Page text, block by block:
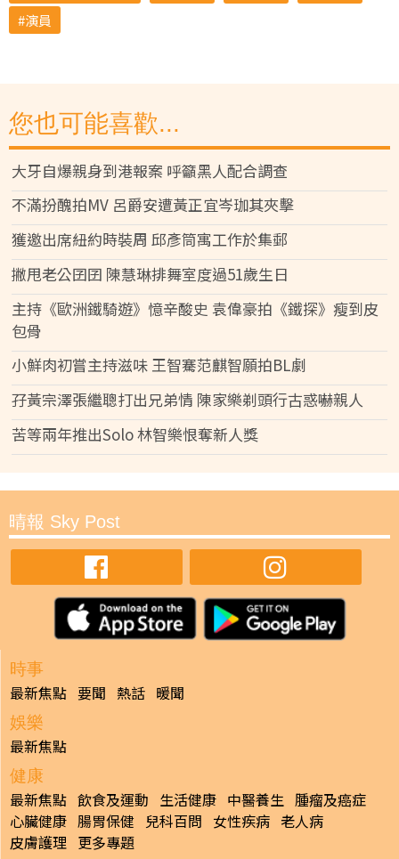
演員
您也可能喜歡...
大牙自爆親身到港報案 呼籲黑人配合調查
不滿扮醜拍MV 呂爵安遭黃正宜岑珈其夾擊
獲邀出席紐約時裝周 邱彥筒寓工作於集郵
撇甩老公囝囝 陳慧琳排舞室度過51歲生日
主持《歐洲鐵騎遊》憶辛酸史 袁偉豪拍《鐵探》瘦到皮
包骨
小鮮肉初嘗主持滋味 王智騫范麒智願拍BL劇
孖黃宗澤張繼聰打出兄弟情 陳家樂剃頭行古惑嚇親人
苦等兩年推出Solo 林智樂恨奪新人獎
晴報 Sky Post
時事
最新焦點 要聞 熱話 暖聞
娛樂
最新焦點
健康
最新焦點 飲食及運動 生活健康 中醫養生 腫瘤及癌症
心臟健康 腸胃保健 兒科百問 女性疾病 老人病
皮膚護理 更多專題